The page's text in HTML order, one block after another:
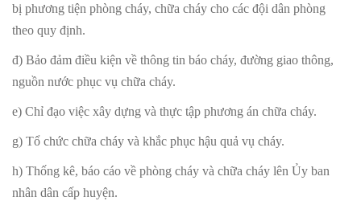
bị phương tiện phòng cháy, chữa cháy cho các đội dân phòng
theo quy định.
đ) Bảo đảm điều kiện về thông tin báo cháy, đường giao thông,
nguồn nước phục vụ chữa cháy.
e) Chỉ đạo việc xây dựng và thực tập phương án chữa cháy.
g) Tổ chức chữa cháy và khắc phục hậu quả vụ cháy.
h) Thống kê, báo cáo về phòng cháy và chữa cháy lên Ủy ban
nhân dân cấp huyện.